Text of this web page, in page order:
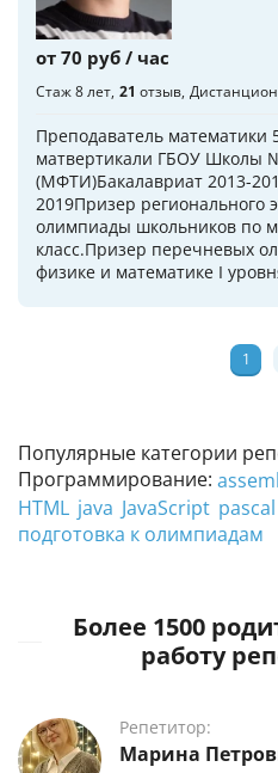
Популярные категории
Программирование:
HTML java JavaScript pascal
подготовка к олимпиадам
от 70 руб / час
Стаж 8 лет 21 отзыв
Преподаватель математики
матвертикали ГБОУ Школы
(МФТИ)Бакалавриат 2013-
2019Призер регионального
олимпиады школьников по
класс.Призер перечневых
физике и математике I
1
Более 1500
работу
Репетитор:
Марина